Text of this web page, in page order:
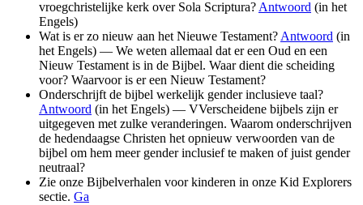
vroegchristelijke kerk over Sola Scriptura? Antwoord (in het
Engels)
Wat is er zo nieuw aan het Nieuwe Testament? Antwoord (in
het Engels) — We weten allemaal dat er een Oud en een
Nieuw Testament is in de Bijbel. Waar dient die scheiding
voor? Waarvoor is er een Nieuw Testament?
Onderschrijft de bijbel werkelijk gender inclusieve taal?
Antwoord (in het Engels) — VVerscheidene bijbels zijn er
uitgegeven met zulke veranderingen. Waarom onderschrijven
de hedendaagse Christen het opnieuw verwoorden van de
bijbel om hem meer gender inclusief te maken of juist gender
neutraal?
Zie onze Bijbelverhalen voor kinderen in onze Kid Explorers
sectie. Ga